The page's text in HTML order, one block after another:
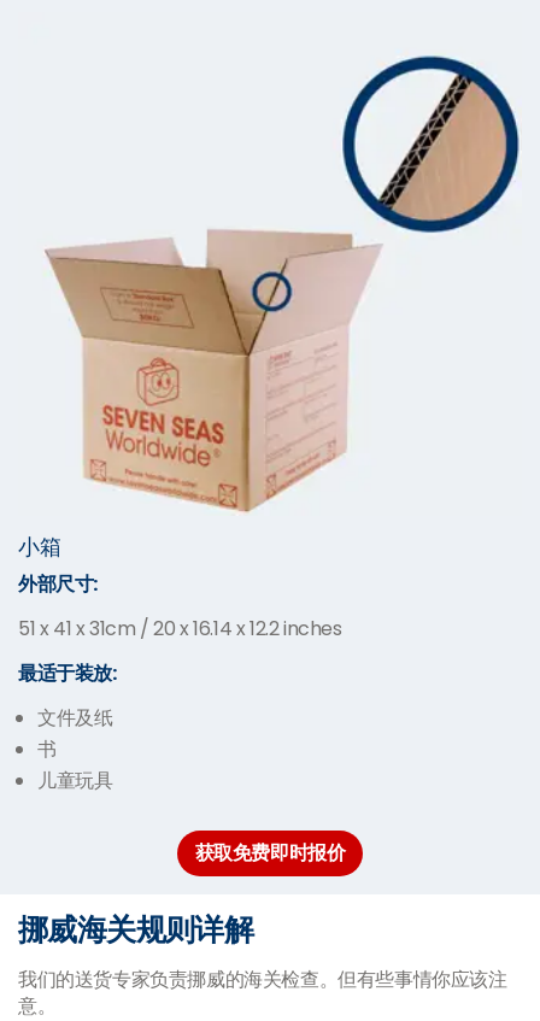
小箱
外部尺寸:
51 x 41 x 31cm / 20 x 16.14 x 12.2 inches
最适于装放:
文件及纸
书
儿童玩具
获取免费即时报价
挪威海关规则详解
我们的送货专家负责挪威的海关检查。但有些事情你应该注
意。